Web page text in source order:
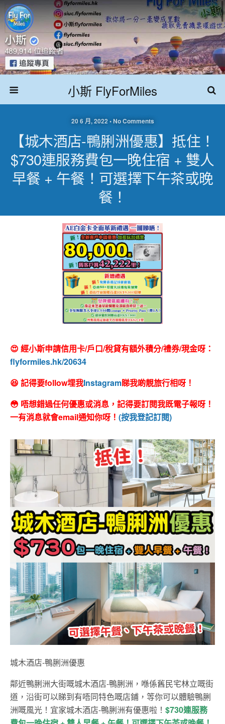
小斯 FlyForMiles
20 6 月, 2022 • No Comments
【城木酒店-鴨脷洲優惠】抵住！
$730連服務費包一晚住宿 + 雙人
早餐 + 午餐！可選擇下午茶或晚
餐！
😍 經小斯申請信用卡/戶口/稅貸有額外積分/禮券/現金呀：
flyformiles.hk/20634
😆 記得要follow埋我Instagram睇我啲靚旅行相呀！
😳 唔想錯過任何優惠或消息，記得要訂閱我既電子報呀！
一有消息就會email通知你呀！ (按我登記訂閱)
城木酒店-鴨脷洲優惠
鄰近鴨脷洲大街嘅城木酒店-鴨脷洲，喺係舊民宅林立嘅街
道，沿街可以睇到有唔同特色嘅店鋪，等你可以體驗鴨脷
洲嘅風光！宜家城木酒店-鴨脷洲有優惠啦！ $730連服務